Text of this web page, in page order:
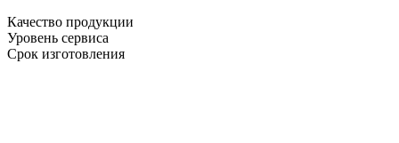
Качество продукции
Уровень сервиса
Срок изготовления